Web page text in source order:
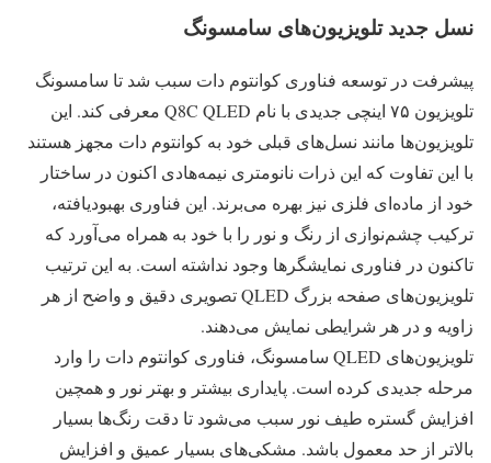
نسل جدید تلویزیون‌های سامسونگ
پیشرفت در توسعه فناوری کوانتوم دات سبب شد تا سامسونگ
تلویزیون‌ ۷۵ اینچی جدیدی با نام Q8C QLED معرفی کند. این
تلویزیون‌ها مانند نسل‌های قبلی خود به کوانتوم دات مجهز هستند
با این تفاوت که این ذرات نانومتری نیمه‌هادی اکنون در ساختار
خود از ماده‌ای فلزی نیز بهره می‌برند. این فناوری بهبودیافته،
ترکیب چشم‌نوازی از رنگ و نور را با خود به همراه می‌آورد که
تاکنون در فناوری‌ نمایشگرها وجود نداشته است. به این ترتیب
تلویزیون‌های صفحه بزرگ QLED تصویری دقیق و واضح از هر
زاویه و در هر شرایطی نمایش می‌دهند.
تلویزیون‌های QLED سامسونگ، فناوری کوانتوم دات را وارد
مرحله جدیدی کرده است. پایداری بیشتر و بهتر نور و همچین
افزایش گستره طیف نور سبب می‌شود تا دقت رنگ‌ها بسیار
بالاتر از حد معمول باشد. مشکی‌های بسیار عمیق و افزایش